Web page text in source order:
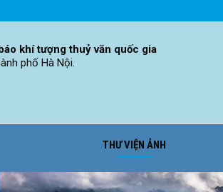
khí tượng thuỷ văn quốc gia
phố Hà Nội.
THƯ VIỆN ẢNH